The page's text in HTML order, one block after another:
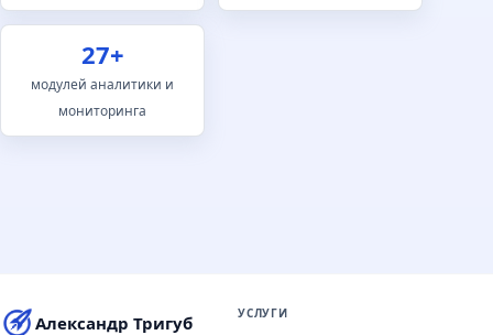
27+
модулей аналитики и
мониторинга
Александр Тригуб УСЛУГИ